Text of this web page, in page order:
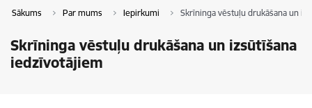
Sākums Par mums Iepirkumi Skrīninga vēstuļu drukāšana un
Skrīninga vēstuļu drukāšana un izsūtīšana
iedzīvotājiem